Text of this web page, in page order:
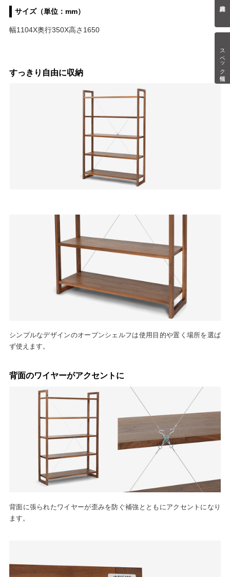
スペック情報
サイズ（単位：mm）
幅1104X奥行350X高さ1650
すっきり自由に収納
シンプルなデザインのオープンシェルフは使用目的や置く場所を選ば
ず使えます。
背面のワイヤーがアクセントに
背面に張られたワイヤーが歪みを防ぐ補強とともにアクセントになり
ます。